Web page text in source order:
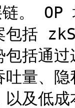
。 OP
包括
包括通
吐量、
以及低